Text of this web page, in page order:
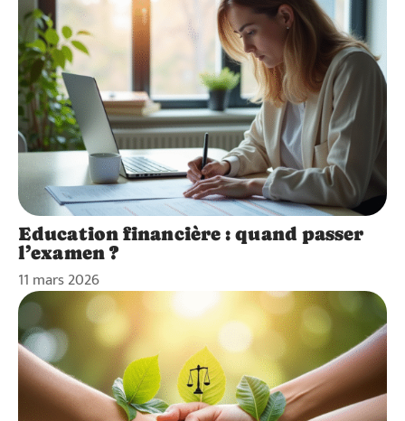
Education financière : quand passer
l’examen ?
11 mars 2026